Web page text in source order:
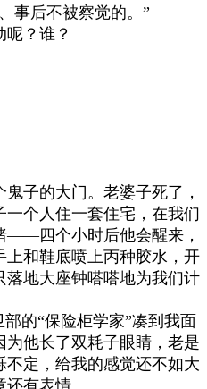
事后不被察觉的。 ”
？谁？
子的大门。老婆子死了，
一个人住一套住宅，在我们
——四个小时后他会醒来，
和鞋底喷上丙种胶水，开
地大座钟嗒嗒地为我们计
部的“保险柜学家”凑到我面
他长了双耗子眼睛，老是
定，给我的感觉还不如大
有表情。